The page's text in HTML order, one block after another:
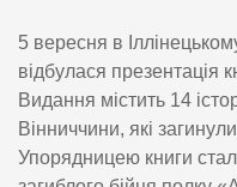
5 вересня в
відбулася презентація
Видання містить 14
Вінниччини, які
Упорядницею книги